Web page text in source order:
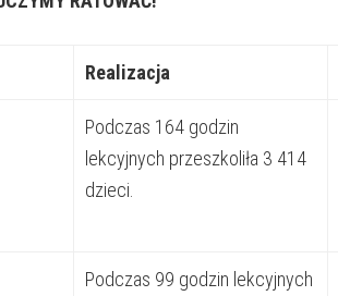
Realizacja
Podczas 164 godzin
lekcyjnych przeszkoliła 3 414
dzieci.
Podczas 99 godzin lekcyjnych